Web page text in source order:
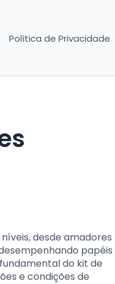
Política de Privacidade
desde amadores
papéis
do kit de
e condições de